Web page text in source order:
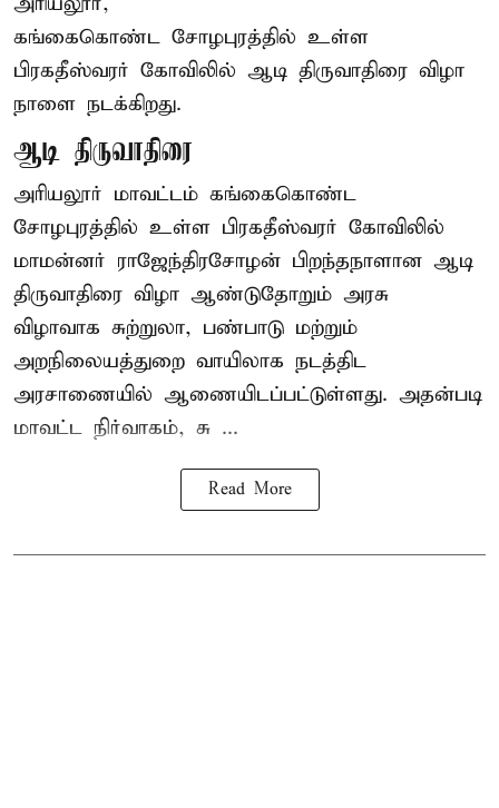
கங்கைகொண்ட சோழபுரத்தில் உள்ள
பிரகதீஸ்வரர் கோவிலில் ஆடி திருவாதிரை விழா
நாளை நடக்கிறது.
ஆடி திருவாதிரை
அரியலூர் மாவட்டம் கங்கைகொண்ட
சோழபுரத்தில் உள்ள பிரகதீஸ்வரர் கோவிலில்
மாமன்னர் ராஜேந்திரசோழன் பிறந்தநாளான ஆடி
திருவாதிரை விழா ஆண்டுதோறும் அரசு
விழாவாக சுற்றுலா, பண்பாடு மற்றும்
அறநிலையத்துறை வாயிலாக நடத்திட
அரசாணையில் ஆணையிடப்பட்டுள்ளது. அதன்படி
மாவட்ட நிர்வாகம், சு ...
Read More